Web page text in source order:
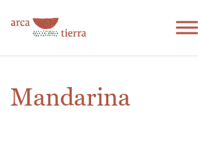
Mandarina